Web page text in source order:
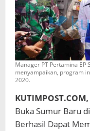
Manager PT Pertamina EP
menyampaikan, program
2020.
Buka Sumur Baru
Berhasil Dapat